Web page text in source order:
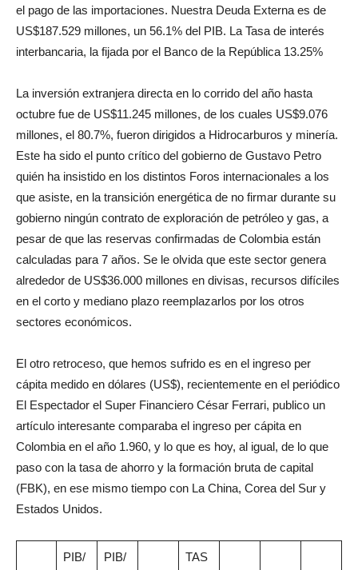
el pago de las importaciones. Nuestra Deuda Externa es de
US$187.529 millones, un 56.1% del PIB. La Tasa de interés
interbancaria, la fijada por el Banco de la República 13.25%
La inversión extranjera directa en lo corrido del año hasta
octubre fue de US$11.245 millones, de los cuales US$9.076
millones, el 80.7%, fueron dirigidos a Hidrocarburos y minería.
Este ha sido el punto crítico del gobierno de Gustavo Petro
quién ha insistido en los distintos Foros internacionales a los
que asiste, en la transición energética de no firmar durante su
gobierno ningún contrato de exploración de petróleo y gas, a
pesar de que las reservas confirmadas de Colombia están
calculadas para 7 años. Se le olvida que este sector genera
alrededor de US$36.000 millones en divisas, recursos difíciles
en el corto y mediano plazo reemplazarlos por los otros
sectores económicos.
El otro retroceso, que hemos sufrido es en el ingreso per
cápita medido en dólares (US$), recientemente en el periódico
El Espectador el Super Financiero César Ferrari, publico un
artículo interesante comparaba el ingreso per cápita en
Colombia en el año 1.960, y lo que es hoy, al igual, de lo que
paso con la tasa de ahorro y la formación bruta de capital
(FBK), en ese mismo tiempo con La China, Corea del Sur y
Estados Unidos.
PIB/
PIB/
TAS